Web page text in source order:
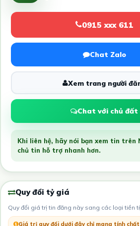
0915 xxx 611
Chat Zalo
Xem trang người
Chat với chủ đất
Khi liên hệ, hãy nói bạn xem tin trên
chủ tin hỗ trợ nhanh hơn.
Quy đổi tỷ giá
Quy đổi giá trị tin đăng này sang các loại tiền
Giá trị quy đổi dưới đây chỉ mang tính chất